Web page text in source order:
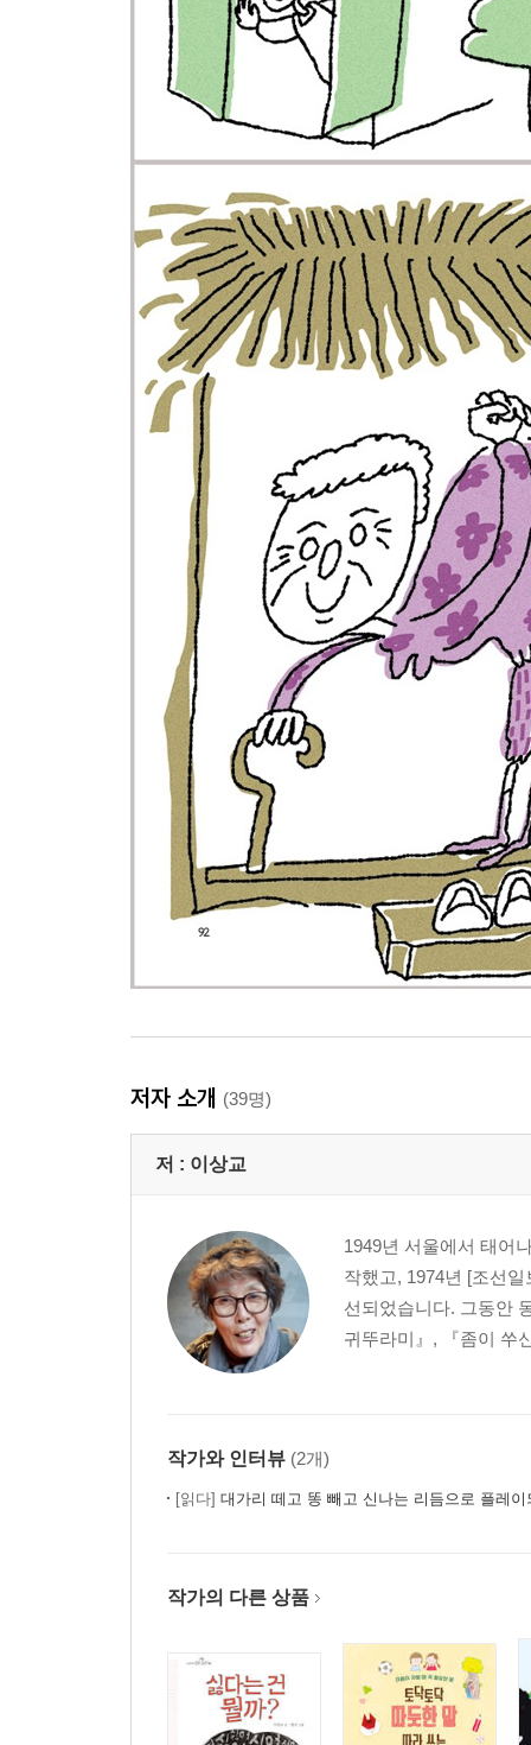
저자 소개 (39명)
저 : 이상교
1949년 서울에서 태어
작했고, 1974년 [조선
선되었습니다. 그동안
귀뚜라미』, 『좀이 쑤
작가와 인터뷰 (2개)
[읽다] 대가리 떼고 똥 빼고 신나는 리듬으로 플레
작가의 다른 상품